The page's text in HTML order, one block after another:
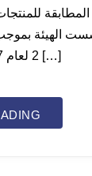
الهيئة
2 لعام 1957 الخاص بإنشاء […]